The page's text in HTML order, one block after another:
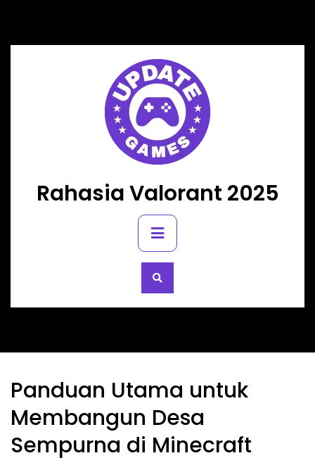
content
Rahasia Valorant 2025
Primary
Menu
Panduan Utama untuk
Membangun Desa
Sempurna di Minecraft